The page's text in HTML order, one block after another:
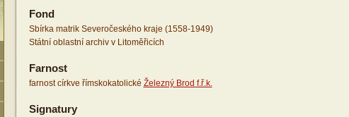
Fond
Sbírka matrik Severočeského kraje (1558-1949)
Státní oblastní archiv v Litoměřicích
Farnost
farnost církve římskokatolické Železný Brod f.ř.k.
Signatury